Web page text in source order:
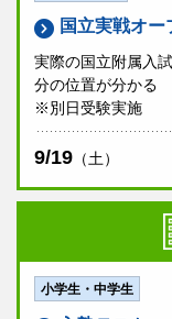
国立実戦オー
実際の国立附属入
分の位置が分かる
※別日受験実施
9/19 （土）
小学生・中学生